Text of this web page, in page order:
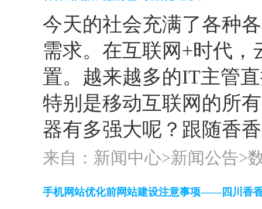
今天的社会充满了各种
需求。在互联网+时代
置。越来越多的IT主管
特别是移动互联网的所
器有多强大呢？跟随香
来自：新闻中心>新闻公告>
手机网站优化前网站建设注意事项——四川香